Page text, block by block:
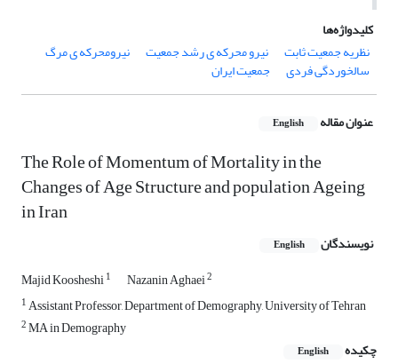
کلیدواژه‌ها
نظریه جمعیت ثابت
نیرو محرکه ی رشد جمعیت نیرومحرکه ی مرگ
سالخوردگی فردی جمعیت ایران
عنوان مقاله English
The Role of Momentum of Mortality in the
Changes of Age Structure and population Ageing
in Iran
نویسندگان English
Majid Koosheshi1 Nazanin Aghaei2
1Assistant Professor, Department of Demography, University of Tehran
2MA in Demography
چکیده
English